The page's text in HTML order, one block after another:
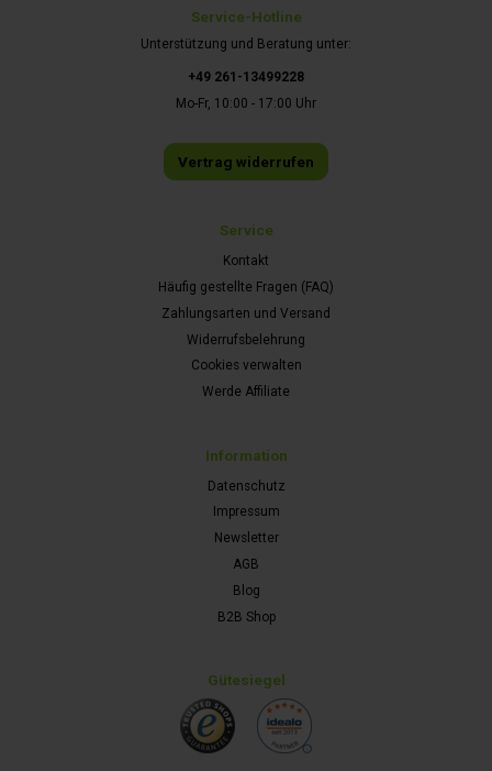
Service-Hotline
Unterstützung und Beratung unter:
+49 261-13499228
Mo-Fr, 10:00 - 17:00 Uhr
Vertrag widerrufen
Service
Kontakt
Häufig gestellte Fragen (FAQ)
Zahlungsarten und Versand
Widerrufsbelehrung
Cookies verwalten
Werde Affiliate
Information
Datenschutz
Impressum
Newsletter
AGB
Blog
B2B Shop
Gütesiegel